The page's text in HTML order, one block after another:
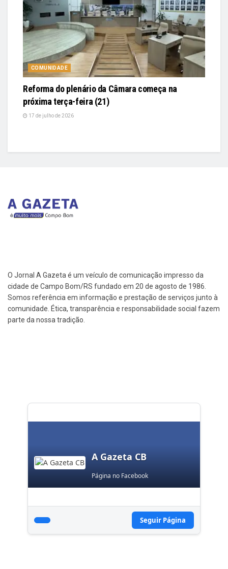
COMUNIDADE
Reforma do plenário da Câmara começa na
próxima terça-feira (21)
17 de julho de 2026
O Jornal A Gazeta é um veículo de comunicação impresso da
cidade de Campo Bom/RS fundado em 20 de agosto de 1986.
Somos referência em informação e prestação de serviços junto à
comunidade. Ética, transparência e responsabilidade social fazem
parte da nossa tradição.
A Gazeta CB
Página no Facebook
Seguir Página